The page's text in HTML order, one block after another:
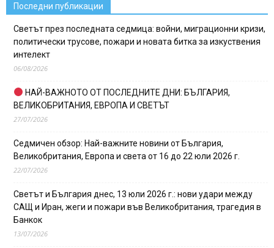
Последни публикации
Светът през последната седмица: войни, миграционни кризи,
политически трусове, пожари и новата битка за изкуствения
интелект
06/08/2026
НАЙ-ВАЖНОТО ОТ ПОСЛЕДНИТЕ ДНИ: БЪЛГАРИЯ,
ВЕЛИКОБРИТАНИЯ, ЕВРОПА И СВЕТЪТ
27/07/2026
Седмичен обзор: Най-важните новини от България,
Великобритания, Европа и света от 16 до 22 юли 2026 г.
22/07/2026
Светът и България днес, 13 юли 2026 г.: нови удари между
САЩ и Иран, жеги и пожари във Великобритания, трагедия в
Банкок
13/07/2026